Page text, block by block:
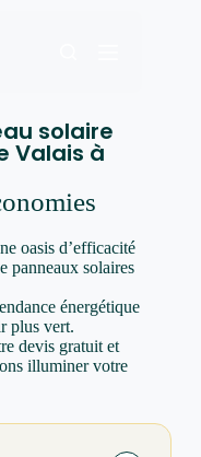
solaire
Valais à
oasis d’efficacité
panneaux solaires
énergétique
plus vert.
devis gratuit et
illuminer votre